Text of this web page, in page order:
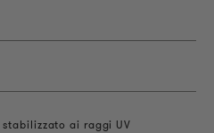
ai raggi UV